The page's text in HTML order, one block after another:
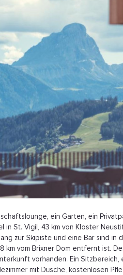
ein Garten, ein
in St. Vigil, 43 km von Kloster
zur Skipiste und eine Bar sind in
km vom Brixner Dom entfernt ist.
vorhanden. Ein
mit Dusche, kostenlosen